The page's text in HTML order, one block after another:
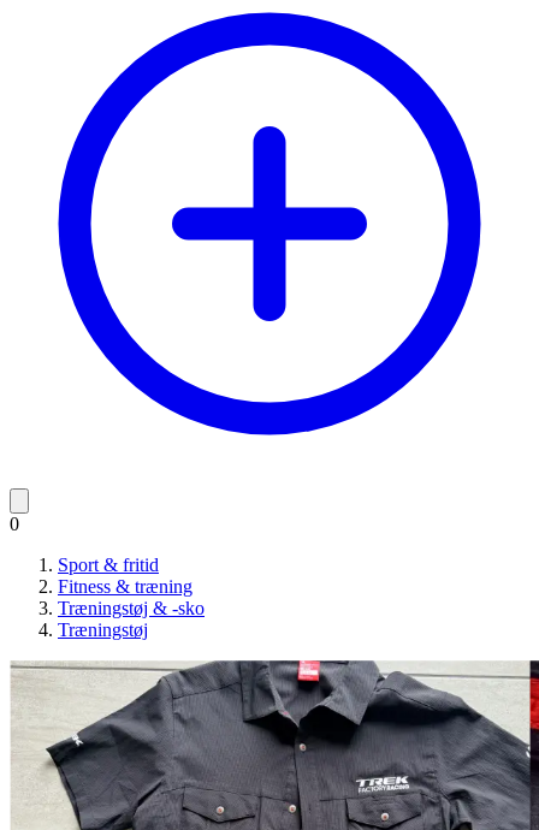
0
Sport & fritid
Fitness & træning
Træningstøj & -sko
Træningstøj